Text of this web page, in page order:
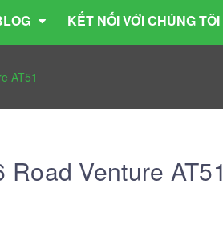
KẾT NỐI VỚI CHÚNG TÔI
AT51
Venture AT51